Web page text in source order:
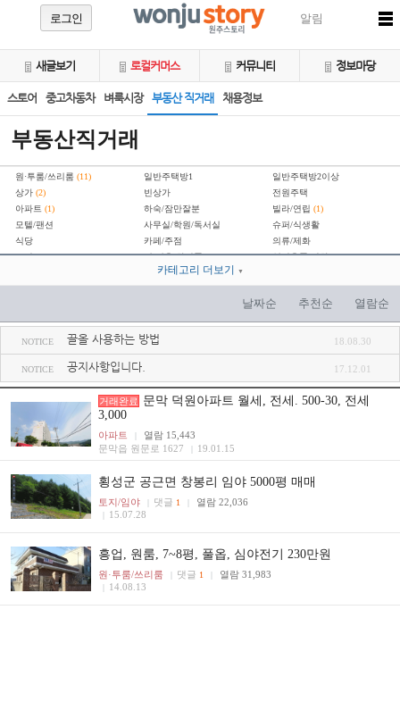
로그인 알림
새글보기 로컬커머스 커뮤니티 정보마당
스토어 중고차동차 벼룩시장 부동산 직거래 채용정보
부동산직거래
원·투룸/쓰리룸 (11) 일반주택방1
일반주택방2이상
상가 (2) 빈상가
전원주택
아파트 (1) 하숙/잠만잘분 빌라/연립 (1)
모텔/팬션
사무실/학원/독서실
슈퍼/식생활
식당
카페/주점
의류/제화
오락/스포츠
이·미용/화장품
일반용품/잡화
기타부동산
분양권
교환/구합니다
카테고리 더보기 ▼
날짜순 추천순 열람순
NOTICE 끌올 사용하는 방법 18.08.30
NOTICE 공지사항입니다. 17.12.01
거래완료
문막 덕원아파트 월세, 전세. 500-30, 전세
3,000
아파트
열람 15,443
문막읍 원문로 1627
19.01.15
횡성군 공근면 창봉리 임야 5000평 매매
토지/임야 댓글 1 열람 22,036
15.07.28
흥업, 원룸, 7~8평, 풀옵, 심야전기 230만원
원·투룸/쓰리룸 댓글 1 열람 31,983
14.08.13